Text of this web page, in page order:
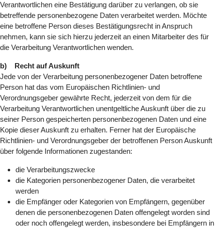
Verantwortlichen eine Bestätigung darüber zu verlangen, ob sie
betreffende personenbezogene Daten verarbeitet werden. Möchte
eine betroffene Person dieses Bestätigungsrecht in Anspruch
nehmen, kann sie sich hierzu jederzeit an einen Mitarbeiter des für
die Verarbeitung Verantwortlichen wenden.
b) Recht auf Auskunft
Jede von der Verarbeitung personenbezogener Daten betroffene
Person hat das vom Europäischen Richtlinien- und
Verordnungsgeber gewährte Recht, jederzeit von dem für die
Verarbeitung Verantwortlichen unentgeltliche Auskunft über die zu
seiner Person gespeicherten personenbezogenen Daten und eine
Kopie dieser Auskunft zu erhalten. Ferner hat der Europäische
Richtlinien- und Verordnungsgeber der betroffenen Person Auskunft
über folgende Informationen zugestanden:
die Verarbeitungszwecke
die Kategorien personenbezogener Daten, die verarbeitet
werden
die Empfänger oder Kategorien von Empfängern, gegenüber
denen die personenbezogenen Daten offengelegt worden sind
oder noch offengelegt werden, insbesondere bei Empfängern in